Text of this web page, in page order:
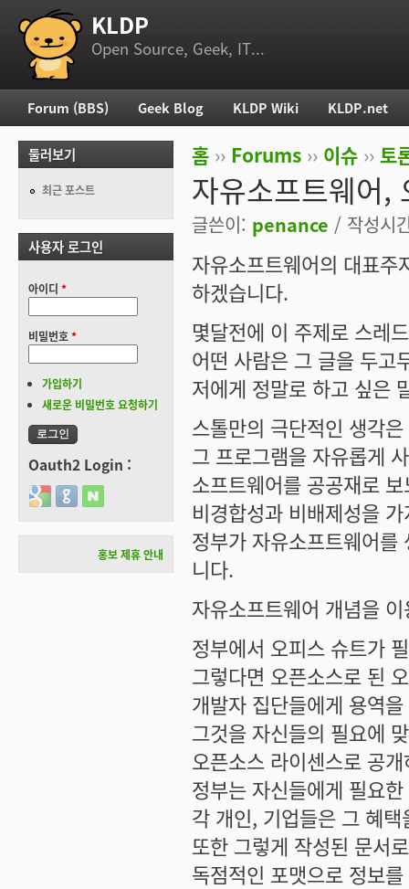
부 메뉴 KLDP
Open Source, Geek, IT...
현재 위치
홈 ›› Forums ›› 이슈 ›› 토
자유소프트웨어,
글쓴이: penance / 작성시
자유소프트웨어의 대표
하겠습니다.
몇달전에 이 주제로 스레
어떤 사람은 그 글을 두고
저에게 정말로 하고 싶은
스톨만의 극단적인 생각
그 프로그램을 자유롭게
소프트웨어를 공공재로
비경합성과 비배제성을
정부가 자유소프트웨어
니다.
자유소프트웨어 개념을
정부에서 오피스 슈트가
그렇다면 오픈소스로 된
개발자 집단들에게 용역
그것을 자신들의 필요에
오픈소스 라이센스로 공
정부는 자신들에게 필요
각 개인, 기업들은 그 혜
또한 그렇게 작성된 문서
독점적인 포맷으로 정보
주 메뉴
Forum (BBS) Geek Blog KLDP Wiki KLDP.net
둘러보기
최근 포스트
사용자 로그인
아이디 *
비밀번호*
가입하기
새로운 비밀번호 요청하기
Oauth2 Login :
Login with Google
Login with GitHub
Login with Naver
홍보 제휴 안내